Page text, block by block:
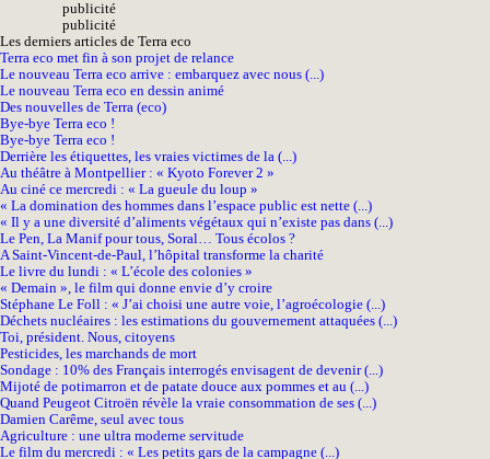
publicité
publicité
Les derniers articles de Terra eco
Terra eco met fin à son projet de relance
Le nouveau Terra eco arrive : embarquez avec nous (...)
Le nouveau Terra eco en dessin animé
Des nouvelles de Terra (eco)
Bye-bye Terra eco !
Bye-bye Terra eco !
Derrière les étiquettes, les vraies victimes de la (...)
Au théâtre à Montpellier : « Kyoto Forever 2 »
Au ciné ce mercredi : « La gueule du loup »
« La domination des hommes dans l’espace public est nette (...)
« Il y a une diversité d’aliments végétaux qui n’existe pas dans (...)
Le Pen, La Manif pour tous, Soral… Tous écolos ?
A Saint-Vincent-de-Paul, l’hôpital transforme la charité
Le livre du lundi : « L’école des colonies »
« Demain », le film qui donne envie d’y croire
Stéphane Le Foll : « J’ai choisi une autre voie, l’agroécologie (...)
Déchets nucléaires : les estimations du gouvernement attaquées (...)
Toi, président. Nous, citoyens
Pesticides, les marchands de mort
Sondage : 10% des Français interrogés envisagent de devenir (...)
Mijoté de potimarron et de patate douce aux pommes et au (...)
Quand Peugeot Citroën révèle la vraie consommation de ses (...)
Damien Carême, seul avec tous
Agriculture : une ultra moderne servitude
Le film du mercredi : « Les petits gars de la campagne (...)